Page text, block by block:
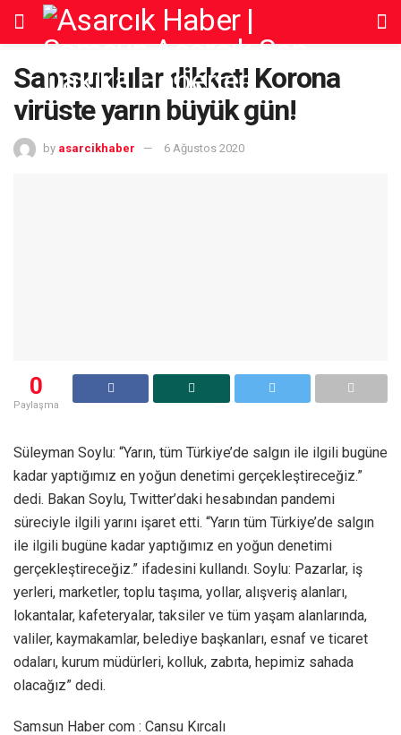
Samsunlular dikkat! Korona
virüste yarın büyük gün!
by asarcikhaber 6 Ağustos 2020
0
Paylaşma
Süleyman Soylu: “Yarın, tüm Türkiye’de salgın ile ilgili bugüne
kadar yaptığımız en yoğun denetimi gerçekleştireceğiz.”
dedi. Bakan Soylu, Twitter’daki hesabından pandemi
süreciyle ilgili yarını işaret etti. “Yarın tüm Türkiye’de salgın
ile ilgili bugüne kadar yaptığımız en yoğun denetimi
gerçekleştireceğiz.” ifadesini kullandı. Soylu: Pazarlar, iş
yerleri, marketler, toplu taşıma, yollar, alışveriş alanları,
lokantalar, kafeteryalar, taksiler ve tüm yaşam alanlarında,
valiler, kaymakamlar, belediye başkanları, esnaf ve ticaret
odaları, kurum müdürleri, kolluk, zabıta, hepimiz sahada
olacağız” dedi.
Samsun Haber com : Cansu Kırcalı